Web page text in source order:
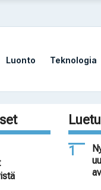
Luonto Teknologia